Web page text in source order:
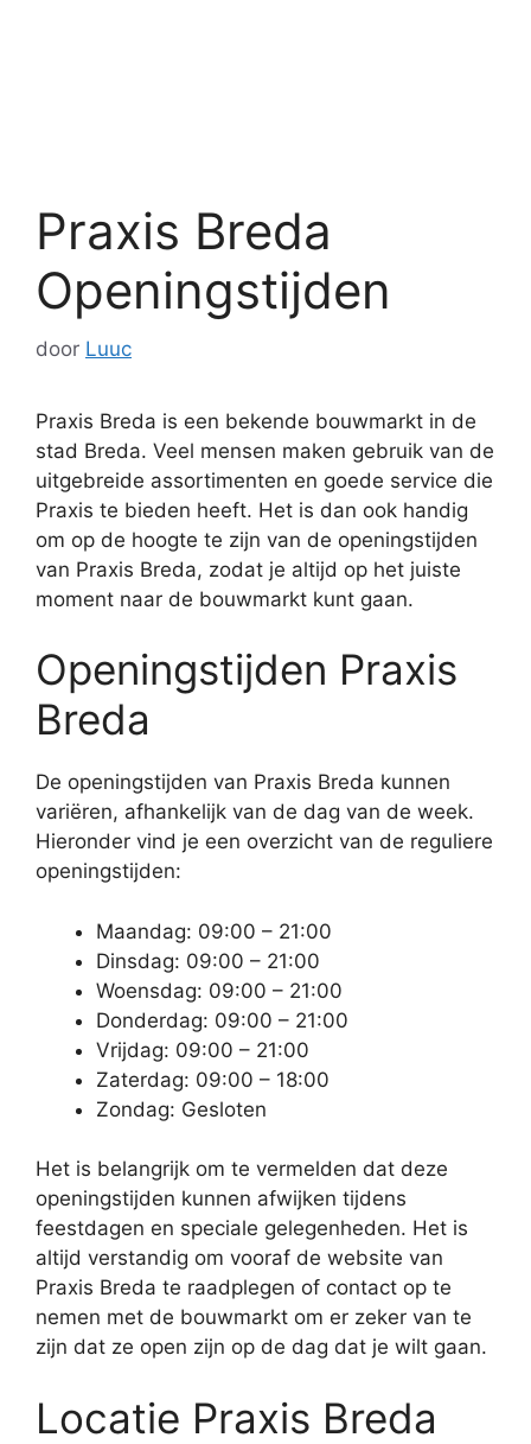
Praxis Breda
Openingstijden
door Luuc
Praxis Breda is een bekende bouwmarkt in de
stad Breda. Veel mensen maken gebruik van de
uitgebreide assortimenten en goede service die
Praxis te bieden heeft. Het is dan ook handig
om op de hoogte te zijn van de openingstijden
van Praxis Breda, zodat je altijd op het juiste
moment naar de bouwmarkt kunt gaan.
Openingstijden Praxis
Breda
De openingstijden van Praxis Breda kunnen
variëren, afhankelijk van de dag van de week.
Hieronder vind je een overzicht van de reguliere
openingstijden:
Maandag: 09:00 – 21:00
Dinsdag: 09:00 – 21:00
Woensdag: 09:00 – 21:00
Donderdag: 09:00 – 21:00
Vrijdag: 09:00 – 21:00
Zaterdag: 09:00 – 18:00
Zondag: Gesloten
Het is belangrijk om te vermelden dat deze
openingstijden kunnen afwijken tijdens
feestdagen en speciale gelegenheden. Het is
altijd verstandig om vooraf de website van
Praxis Breda te raadplegen of contact op te
nemen met de bouwmarkt om er zeker van te
zijn dat ze open zijn op de dag dat je wilt gaan.
Locatie Praxis Breda